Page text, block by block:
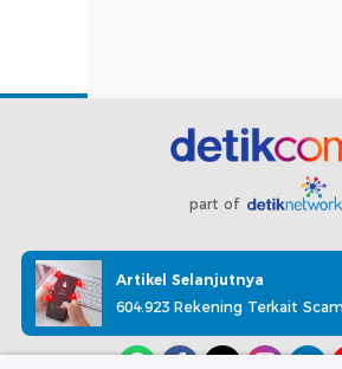
part of
Redaksi Pedoman Media Siber
Info Iklan
Privacy Policy
Artikel Selanjutnya
604.923 Rekening Terkait